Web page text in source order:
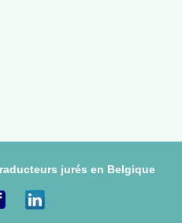
jurés en Belgique